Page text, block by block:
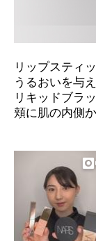
type
submit
this
form
to
search
entered.
リップスティ
うるおいを与
リキッドブラ
頬に肌の内側